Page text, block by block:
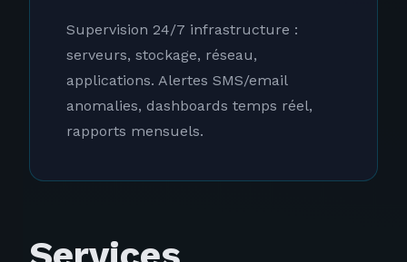
Supervision 24/7 infrastructure :
serveurs, stockage, réseau,
applications. Alertes SMS/email
anomalies, dashboards temps réel,
rapports mensuels.